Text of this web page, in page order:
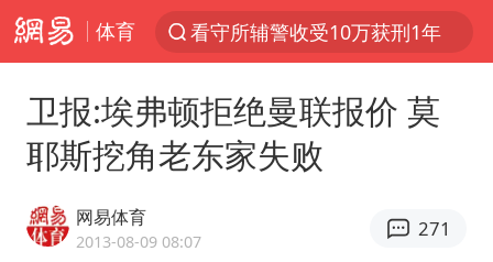
体育
看守所辅警收受10万获刑1年
卫报:埃弗顿拒绝曼联报价 莫
耶斯挖角老东家失败
网易体育
2013-08-09 08:07
271